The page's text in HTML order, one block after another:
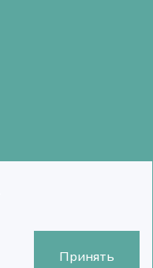
Принять